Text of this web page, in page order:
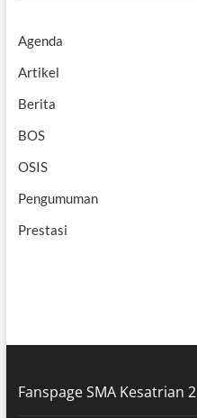
Agenda
Artikel
Berita
BOS
OSIS
Pengumuman
Prestasi
Fanspage SMA Kesatrian 2